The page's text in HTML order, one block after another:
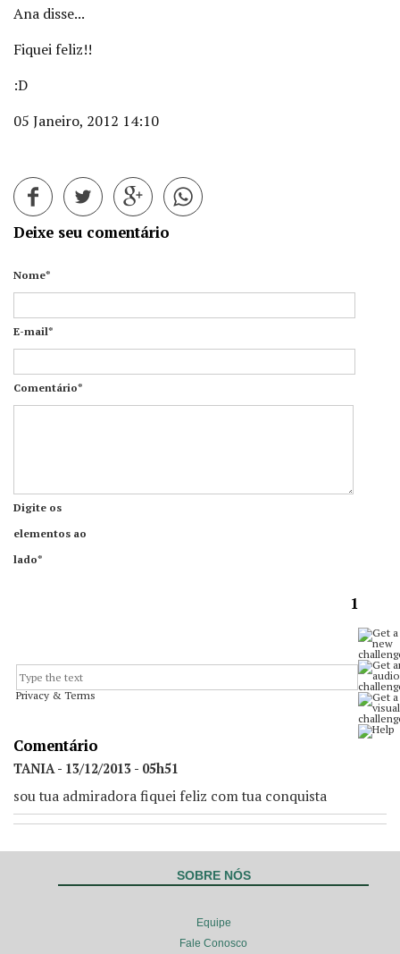
Ana disse...
Fiquei feliz!!
:D
05 Janeiro, 2012 14:10
Deixe seu comentário
Nome*
E-mail*
Comentário*
Digite os
elementos ao
lado*
Privacy & Terms
1
Comentário
TANIA - 13/12/2013 - 05h51
sou tua admiradora fiquei feliz com tua conquista
SOBRE NÓS
Equipe
Fale Conosco